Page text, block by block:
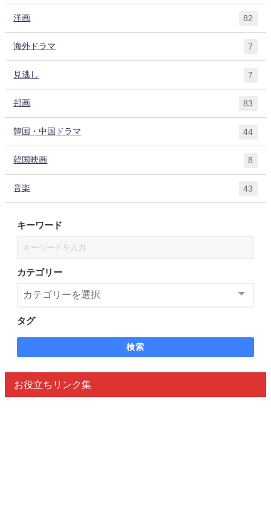
洋画 82
海外ドラマ 7
見逃し 7
邦画 83
韓国・中国ドラマ 44
韓国映画 8
音楽 43
キーワード
カテゴリー
タグ
検索
お役立ちリンク集